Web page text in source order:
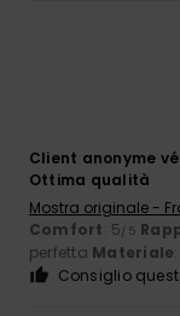
Client anonyme
Ottima qualità
Mostra originale -
Comfort: 5/5
perfetta Materiale
Consiglio